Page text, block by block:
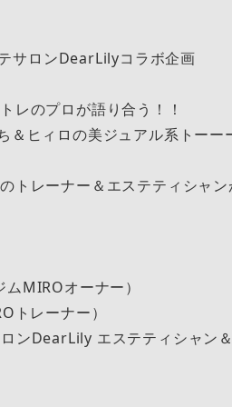
サロンDearLilyコラボ企画
レのプロが語り合う！！
＆ヒィロの美ジュアル系トーー
トレーナー＆エステティシャン
MIROオーナー）
トレーナー）
ンDearLily エステティシャン＆